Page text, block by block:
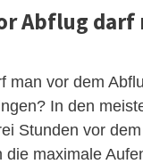
Abflug darf
man vor dem
In den
Stunden vor
die maximale